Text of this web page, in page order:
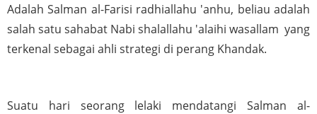
Adalah Salman al-Farisi radhiallahu 'anhu, beliau adalah
salah satu sahabat Nabi shalallahu 'alaihi wasallam  yang
terkenal sebagai ahli strategi di perang Khandak.
Suatu hari seorang lelaki mendatangi Salman al-